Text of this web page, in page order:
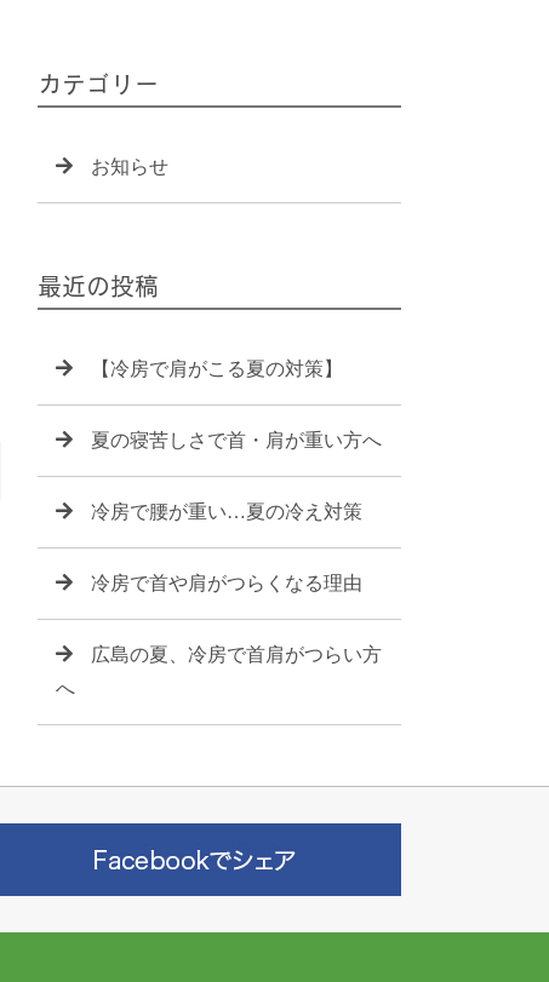
カテゴリー
お知らせ
最近の投稿
【冷房で肩がこる夏の対策】
夏の寝苦しさで首・肩が重い方へ
冷房で腰が重い…夏の冷え対策
冷房で首や肩がつらくなる理由
広島の夏、冷房で首肩がつらい方
へ